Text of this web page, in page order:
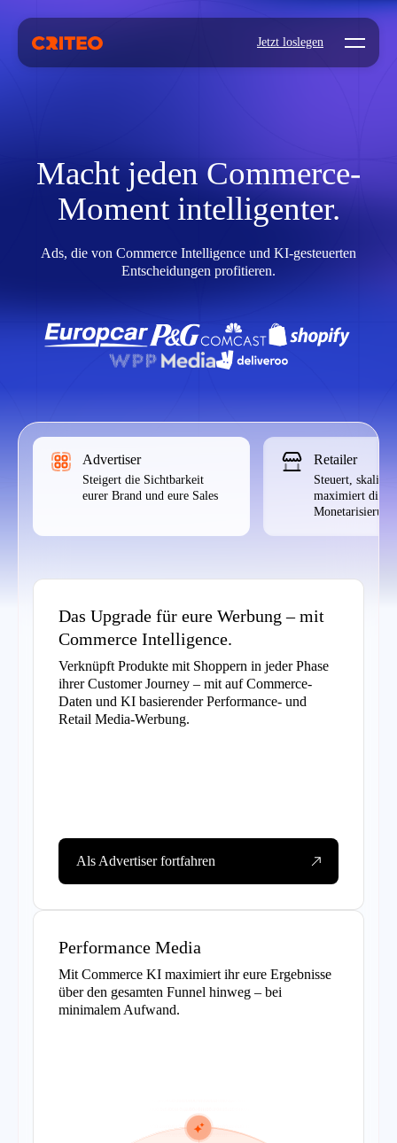
Jetzt loslegen Open
Macht jeden Commerce-
Moment intelligenter.
Ads, die von Commerce Intelligence und KI‑gesteuerten
Entscheidungen profitieren.
Advertiser
Steigert die Sichtbarkeit
eurer Brand und eure Sales
Retailer
Steuert, skaliert
maximiert die
Monetarisierung
Das Upgrade für eure Werbung – mit
Commerce Intelligence.
Verknüpft Produkte mit Shoppern in jeder Phase
ihrer Customer Journey – mit auf Commerce-
Daten und KI basierender Performance- und
Retail Media-Werbung.
Als Advertiser fortfahren
Performance Media
Mit Commerce KI maximiert ihr eure Ergebnisse
über den gesamten Funnel hinweg – bei
minimalem Aufwand.